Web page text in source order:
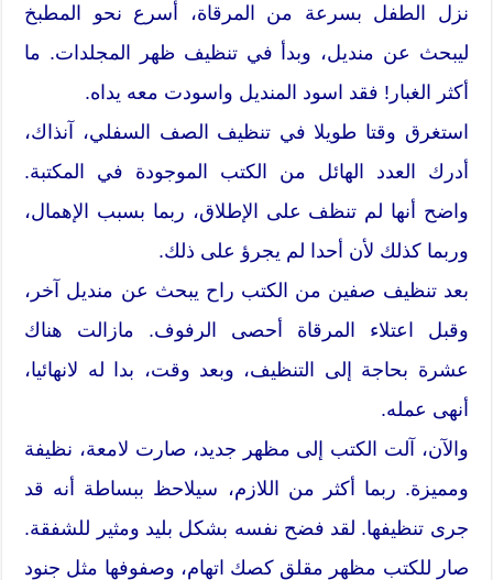
نزل الطفل بسرعة من المرقاة، أسرع نحو المطبخ
ليبحث عن منديل، وبدأ في تنظيف ظهر المجلدات. ما
أكثر الغبار! فقد اسود المنديل واسودت معه يداه.
استغرق وقتا طويلا في تنظيف الصف السفلي، آنذاك،
أدرك العدد الهائل من الكتب الموجودة في المكتبة.
واضح أنها لم تنظف على الإطلاق، ربما بسبب الإهمال،
وربما كذلك لأن أحدا لم يجرؤ على ذلك.
بعد تنظيف صفين من الكتب راح يبحث عن منديل آخر،
وقبل اعتلاء المرقاة أحصى الرفوف. مازالت هناك
عشرة بحاجة إلى التنظيف، وبعد وقت، بدا له لانهائيا،
أنهى عمله.
والآن، آلت الكتب إلى مظهر جديد، صارت لامعة، نظيفة
ومميزة. ربما أكثر من اللازم، سيلاحظ ببساطة أنه قد
جرى تنظيفها. لقد فضح نفسه بشكل بليد ومثير للشفقة.
صار للكتب مظهر مقلق كصك اتهام، وصفوفها مثل جنود